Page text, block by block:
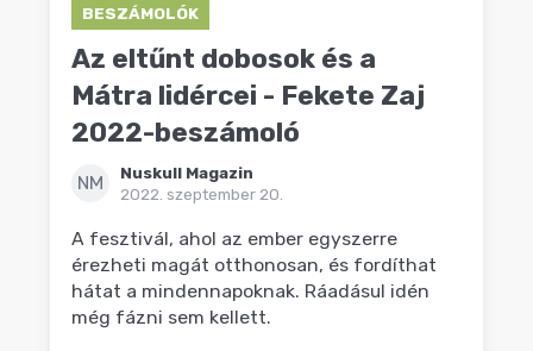
BESZÁMOLÓK
Az eltűnt dobosok és a
Mátra lidércei - Fekete Zaj
2022-beszámoló
NM
Nuskull Magazin
2022. szeptember 20.
A fesztivál, ahol az ember egyszerre
érezheti magát otthonosan, és fordíthat
hátat a mindennapoknak. Ráadásul idén
még fázni sem kellett.